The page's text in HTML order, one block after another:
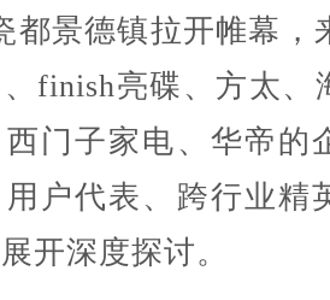
都景德镇拉开帷幕，
finish亮碟、方太、
门子家电、华帝的
户代表、跨行业精
开深度探讨。